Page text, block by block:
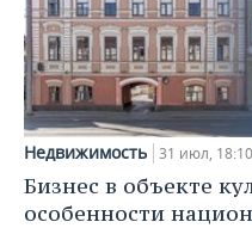
Недвижимость 31 июл, 18:10
Бизнес в объекте
особенности